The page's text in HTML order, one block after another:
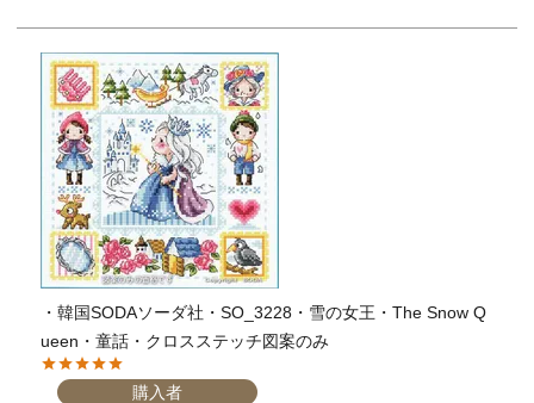
・韓国SODAソーダ社・SO_3228・雪の女王・The Snow Q
ueen・童話・クロスステッチ図案のみ
購入者